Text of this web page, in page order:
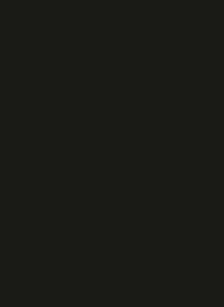
o time alvinegro se
em Florianópolis
uma vaga na Copa Sul-